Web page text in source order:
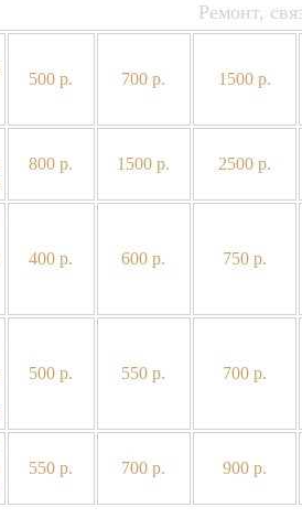
Ремонт,
500 р. 700 р. 1500 р.
800 р. 1500 р. 2500 р.
400 р. 600 р. 750 р.
500 р. 550 р. 700 р.
550 р. 700 р. 900 р.